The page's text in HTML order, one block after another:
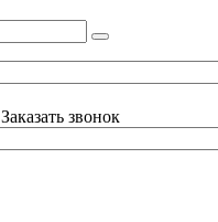
Заказать звонок